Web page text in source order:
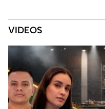
2
VIDEOS